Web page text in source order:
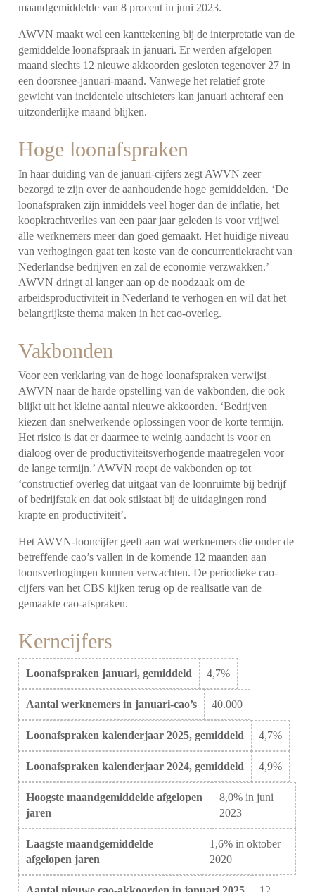
maandgemiddelde van 8 procent in juni 2023.
AWVN maakt wel een kanttekening bij de interpretatie van de
gemiddelde loonafspraak in januari. Er werden afgelopen
maand slechts 12 nieuwe akkoorden gesloten tegenover 27 in
een doorsnee-januari-maand. Vanwege het relatief grote
gewicht van incidentele uitschieters kan januari achteraf een
uitzonderlijke maand blijken.
Hoge loonafspraken
In haar duiding van de januari-cijfers zegt AWVN zeer
bezorgd te zijn over de aanhoudende hoge gemiddelden. ‘De
loonafspraken zijn inmiddels veel hoger dan de inflatie, het
koopkrachtverlies van een paar jaar geleden is voor vrijwel
alle werknemers meer dan goed gemaakt. Het huidige niveau
van verhogingen gaat ten koste van de concurrentiekracht van
Nederlandse bedrijven en zal de economie verzwakken.’
AWVN dringt al langer aan op de noodzaak om de
arbeidsproductiviteit in Nederland te verhogen en wil dat het
belangrijkste thema maken in het cao-overleg.
Vakbonden
Voor een verklaring van de hoge loonafspraken verwijst
AWVN naar de harde opstelling van de vakbonden, die ook
blijkt uit het kleine aantal nieuwe akkoorden. ‘Bedrijven
kiezen dan snelwerkende oplossingen voor de korte termijn.
Het risico is dat er daarmee te weinig aandacht is voor en
dialoog over de productiviteitsverhogende maatregelen voor
de lange termijn.’ AWVN roept de vakbonden op tot
‘constructief overleg dat uitgaat van de loonruimte bij bedrijf
of bedrijfstak en dat ook stilstaat bij de uitdagingen rond
krapte en productiviteit’.
Het AWVN-looncijfer geeft aan wat werknemers die onder de
betreffende cao’s vallen in de komende 12 maanden aan
loonsverhogingen kunnen verwachten. De periodieke cao-
cijfers van het CBS kijken terug op de realisatie van de
gemaakte cao-afspraken.
Kerncijfers
Loonafspraken januari, gemiddeld 4,7%
Aantal werknemers in januari-cao’s 40.000
Loonafspraken kalenderjaar 2025, gemiddeld 4,7%
Loonafspraken kalenderjaar 2024, gemiddeld 4,9%
Hoogste maandgemiddelde afgelopen
jaren
8,0% in juni
2023
Laagste maandgemiddelde
afgelopen jaren
1,6% in oktober
2020